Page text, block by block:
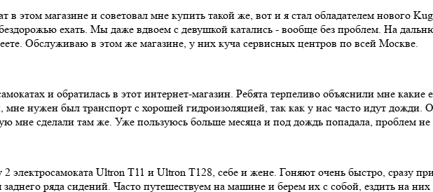
в этом магазине и советовал мне купить такой же, вот и я стал обладателем нового
ехать. Мы даже вдвоем с девушкой катались - вообще без проблем. На
Обслуживаю в этом же магазине, у них куча сервисных центров по всей Москве.
и обратилась в этот интернет-магазин. Ребята терпеливо объяснили мне
мне нужен был транспорт с хорошей гидроизоляцией, так как у нас часто идут дожди.
мне сделали там же. Уже пользуюсь больше месяца и под дождь попадала, проблем
электросамоката Ultron T11 и Ultron T128, себе и жене. Гоняют очень быстро, сразу
ряда сидений. Часто путешествуем на машине и берем их с собой, ездить на